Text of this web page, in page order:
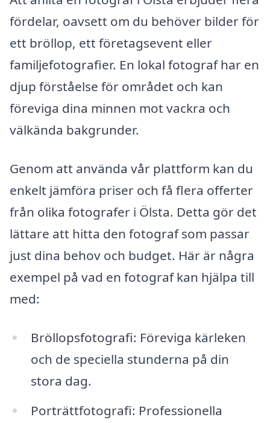
fördelar, oavsett om du behöver bilder för
ett bröllop, ett företagsevent eller
familjefotografier. En lokal fotograf har en
djup förståelse för området och kan
föreviga dina minnen mot vackra och
välkända bakgrunder.
Genom att använda vår plattform kan du
enkelt jämföra priser och få flera offerter
från olika fotografer i Ölsta. Detta gör det
lättare att hitta den fotograf som passar
just dina behov och budget. Här är några
exempel på vad en fotograf kan hjälpa till
med:
Bröllopsfotografi: Föreviga kärleken
och de speciella stunderna på din
stora dag.
Porträttfotografi: Professionella